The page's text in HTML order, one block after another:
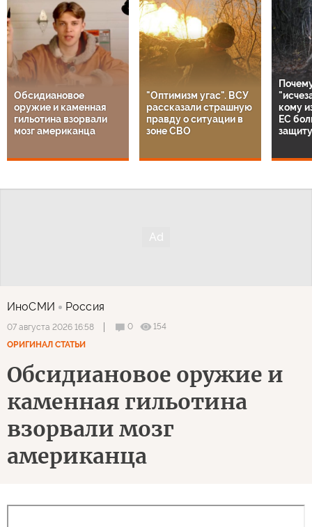
Обсидиановое
оружие и каменная
гильотина взорвали
мозг американца
"Оптимизм угас". ВСУ
рассказали страшную
правду о ситуации в
зоне СВО
кому
ЕС
ИноСМИ Россия
07 августа 2026 16:58 0
154
ОРИГИНАЛ СТАТЬИ
Обсидиановое оружие и
каменная гильотина
взорвали мозг
американца